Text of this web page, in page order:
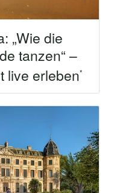
„Wie die
tanzen“ –
live erleben